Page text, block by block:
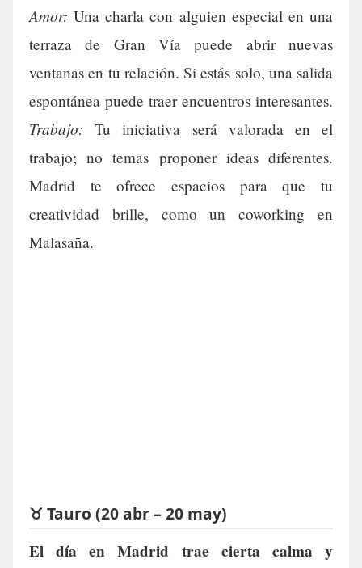
Amor: Una charla con alguien especial en una
terraza de Gran Vía puede abrir nuevas
ventanas en tu relación. Si estás solo, una salida
espontánea puede traer encuentros interesantes.
Trabajo: Tu iniciativa será valorada en el
trabajo; no temas proponer ideas diferentes.
Madrid te ofrece espacios para que tu
creatividad brille, como un coworking en
Malasaña.
♉ Tauro (20 abr – 20 may)
El día en Madrid trae cierta calma y